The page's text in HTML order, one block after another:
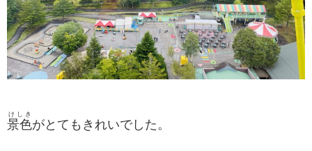
景色
けしき
がとてもきれいでした。